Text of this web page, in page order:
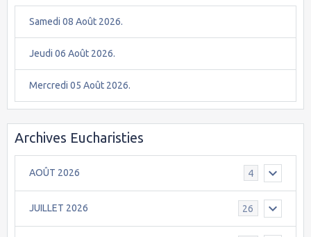
Samedi 08 Août 2026.
Jeudi 06 Août 2026.
Mercredi 05 Août 2026.
Archives Eucharisties
AOÛT 2026 4
JUILLET 2026 26